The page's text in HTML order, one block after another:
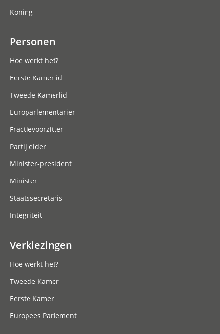
Koning
Personen
Hoe werkt het?
Eerste Kamerlid
Tweede Kamerlid
Europarlementariër
Fractievoorzitter
Partijleider
Minister-president
Minister
Staatssecretaris
Integriteit
Verkiezingen
Hoe werkt het?
Tweede Kamer
Eerste Kamer
Europees Parlement